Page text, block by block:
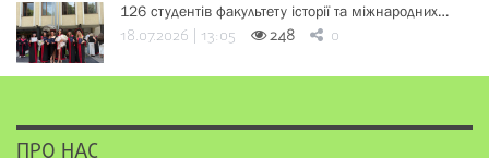
126 студентів факультету історії та міжнародних…
18.07.2026 | 13:05 248 0